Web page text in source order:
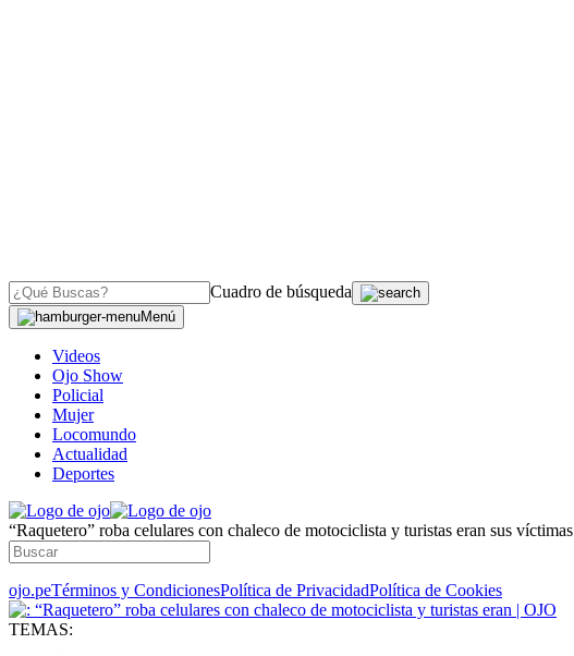
Cuadro de búsqueda
Menú
Videos
Ojo Show
Policial
Mujer
Locomundo
Actualidad
Deportes
“Raquetero” roba celulares con chaleco de motociclista y turistas eran sus víctimas
ojo.peTérminos y CondicionesPolítica de PrivacidadPolítica de Cookies
TEMAS: